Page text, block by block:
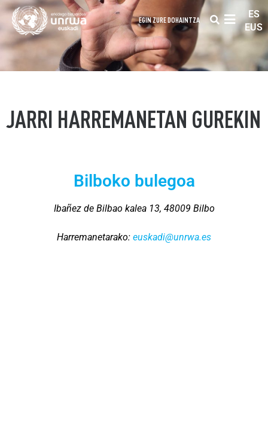
EGIN ZURE DOHAINTZA
ES
EUS
JARRI HARREMANETAN GUREKIN
Bilboko bulegoa
Ibañez de Bilbao kalea 13, 48009 Bilbo
Harremanetarako: euskadi@unrwa.es